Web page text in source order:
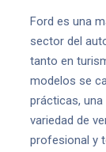
Ford es una
sector del
tanto en
modelos se
prácticas,
variedad de
profesional y